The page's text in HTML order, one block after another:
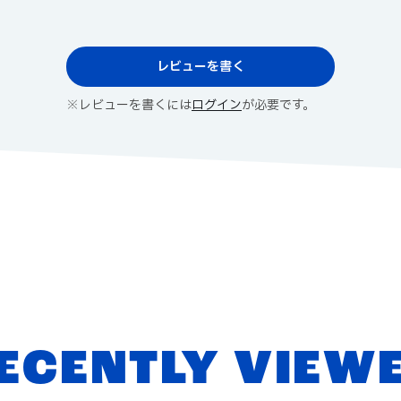
レビューを書く
※レビューを書くにはログインが必要です。